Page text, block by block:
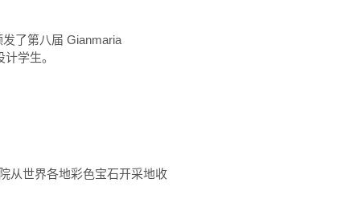
了第八届 Gianmaria
学生。
从世界各地彩色宝石开采地收